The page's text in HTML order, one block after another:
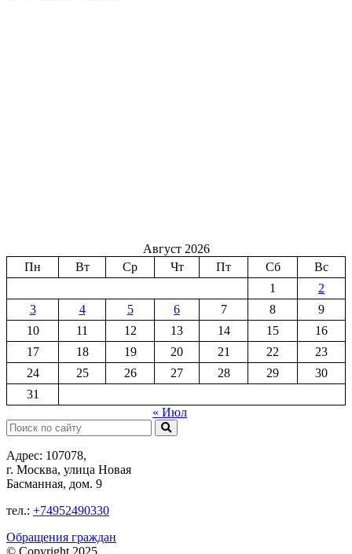
Август 2026
Пн
Вт Ср Чт Пт Сб
Вс
1
2
3
4 5 6 7 8
9
10
11 12 13 14 15
16
17
18 19 20 21 22
23
24
25 26 27 28 29
30
31
« Июл
Поиск:
Адрес: 107078,
г. Москва, улица Новая
Басманная, дом. 9
тел.: +74952490330
Обращения граждан
© Copyright 2025